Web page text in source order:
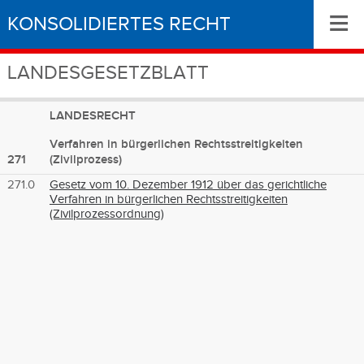
KONSOLIDIERTES RECHT
LANDESGESETZBLATT
≡
LANDESRECHT
271
Verfahren in bürgerlichen Rechtsstreitigkeiten
(Zivilprozess)
271.0
Gesetz vom 10. Dezember 1912 über das gerichtliche
Verfahren in bürgerlichen Rechtsstreitigkeiten
(Zivilprozessordnung)